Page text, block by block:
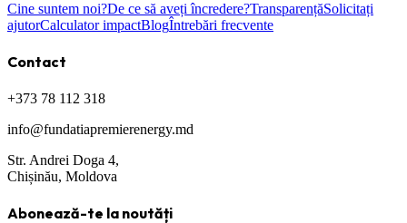
Cine suntem noi?De ce să aveți încredere?TransparențăSolicitați
ajutorCalculator impactBlogÎntrebări frecvente
Contact
+373 78 112 318
info@fundatiapremierenergy.md
Str. Andrei Doga 4,
Chișinău, Moldova
Abonează-te la noutăți